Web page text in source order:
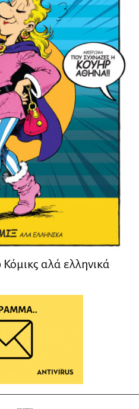
αλά ελληνικά